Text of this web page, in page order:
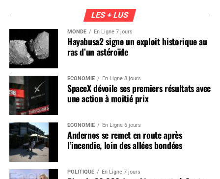
LES + LUS
MONDE En Ligne 7 jours
Hayabusa2 signe un exploit historique au
ras d’un astéroïde
ÉCONOMIE En Ligne 3 jours
SpaceX dévoile ses premiers résultats avec
une action à moitié prix
ÉCONOMIE En Ligne 6 jours
Andernos se remet en route après
l’incendie, loin des allées bondées
POLITIQUE En Ligne 7 jours